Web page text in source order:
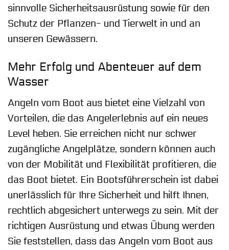
sinnvolle Sicherheitsausrüstung sowie für den
Schutz der Pflanzen- und Tierwelt in und an
unseren Gewässern.
Mehr Erfolg und Abenteuer auf dem
Wasser
Angeln vom Boot aus bietet eine Vielzahl von
Vorteilen, die das Angelerlebnis auf ein neues
Level heben. Sie erreichen nicht nur schwer
zugängliche Angelplätze, sondern können auch
von der Mobilität und Flexibilität profitieren, die
das Boot bietet. Ein Bootsführerschein ist dabei
unerlässlich für Ihre Sicherheit und hilft Ihnen,
rechtlich abgesichert unterwegs zu sein. Mit der
richtigen Ausrüstung und etwas Übung werden
Sie feststellen, dass das Angeln vom Boot aus